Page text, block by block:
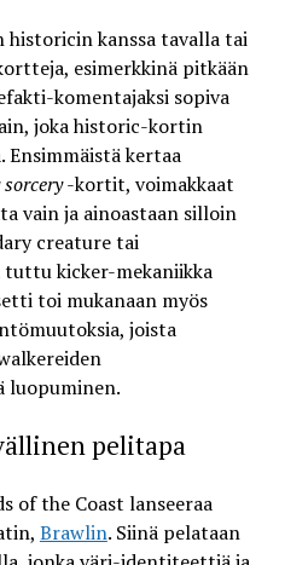
historicin kanssa tavalla tai
esimerkkinä pitkään
komentajaksi sopiva
joka historic-kortin
kertaa
-kortit, voimakkaat
vain ja ainoastaan silloin
creature tai
tuttu kicker-mekaniikka
toi mukanaan myös
joista
luopuminen.
pelitapa
of the Coast lanseeraa
Brawlin. Siinä pelataan